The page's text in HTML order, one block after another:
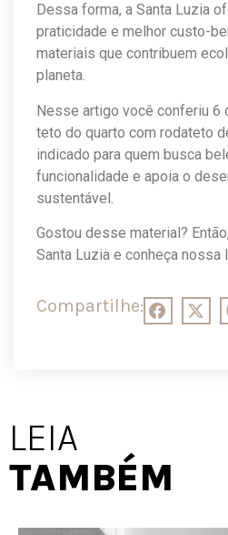
Dessa forma, a Santa Luzia
praticidade e melhor custo-
materiais que contribuem
planeta.
Nesse artigo você conferiu 6
teto do quarto com rodateto
indicado para quem busca
funcionalidade e apoia o
sustentável.
Gostou desse material?
Santa Luzia e conheça nossa
Compartilhe:
LEIA
TAMBÉM